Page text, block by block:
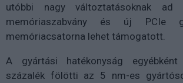
utóbbi nagy változtatásoknak
memóriaszabvány és új PCIe
memóriacsatorna lehet támogatott.
A gyártási hatékonyság
százalék fölötti az 5 nm-es